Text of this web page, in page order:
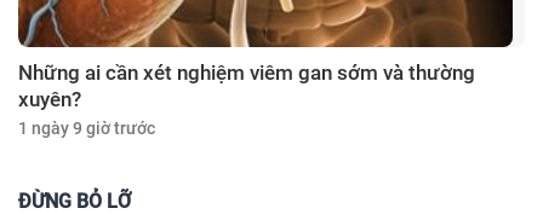
Những ai cần xét nghiệm viêm gan sớm và thường
xuyên?
1 ngày 9 giờ trước
ĐỪNG BỎ LỠ